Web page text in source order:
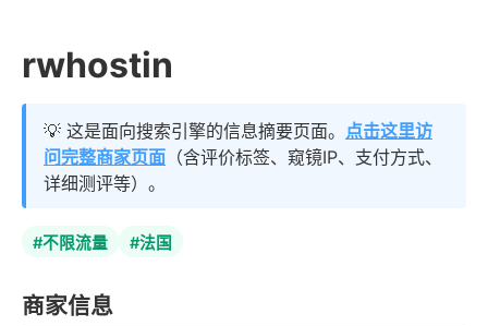
rwhostin
💡 这是面向搜索引擎的信息摘要页面。 点击这里访
问完整商家页面 （含评价标签、窥镜IP、支付方式、
详细测评等）。
#不限流量 #法国
商家信息